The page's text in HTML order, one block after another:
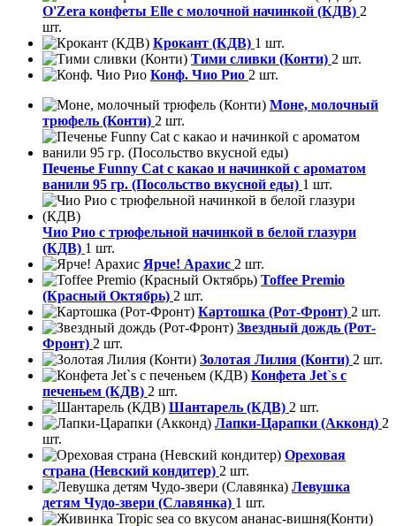
O'Zera конфеты Elle с молочной начинкой (КДВ) 2
шт.
Крокант (КДВ) 1 шт.
Тими сливки (Конти) 2 шт.
Конф. Чио Рио 2 шт.
Моне, молочный
трюфель (Конти) 2 шт.
Печенье Funny Сat с какао и начинкой с ароматом
ванили 95 гр. (Посольство вкусной еды) 1 шт.
Чио Рио с трюфельной начинкой в белой глазури
(КДВ) 1 шт.
Ярче! Арахис 2 шт.
Toffee Premio
(Красный Октябрь) 2 шт.
Картошка (Рот-Фронт) 2 шт.
Звездный дождь (Рот-
Фронт) 2 шт.
Золотая Лилия (Конти) 2 шт.
Конфета Jet`s с
печеньем (КДВ) 2 шт.
Шантарель (КДВ) 2 шт.
Лапки-Царапки (Акконд) 2
шт.
Ореховая
страна (Невский кондитер) 2 шт.
Левушка
детям Чудо-звери (Славянка) 1 шт.